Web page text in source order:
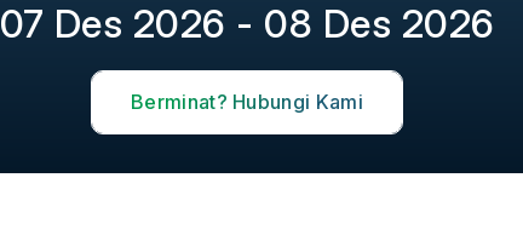
07 Des 2026 - 08 Des 2026
Berminat? Hubungi Kami